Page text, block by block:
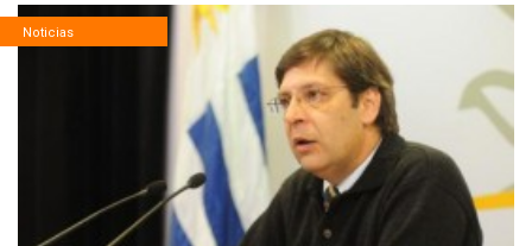
Noticias